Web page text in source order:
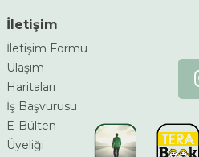
İletişim
İletişim Formu
Ulaşım
Haritaları
İş Başvurusu
E-Bülten
Üyeliği